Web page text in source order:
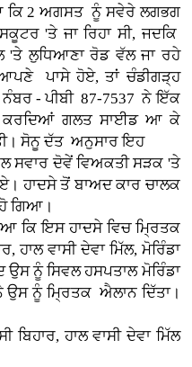
ਕਿ 2 ਅਗਸਤ ਨੂੰ ਸਵੇਰੇ ਲਗਭਗ
'ਤੇ ਜਾ ਰਿਹਾ ਸੀ, ਜਦਕਿ
ਲੁਧਿਆਣਾ ਰੋਡ ਵੱਲ ਜਾ ਰਹੇ
ਪਾਸੇ ਹੋਏ, ਤਾਂ ਚੰਡੀਗੜ੍ਹ
- ਪੀਬੀ 87-7537 ਨੇ ਇੱਕ
ਗਲਤ ਸਾਈਡ ਆ ਕੇ
ਸੋਨੂ ਦੱਤ ਅਨੁਸਾਰ ਇਹ
ਸਵਾਰ ਦੋਵੇਂ ਵਿਅਕਤੀ ਸੜਕ 'ਤੇ
ਹਾਦਸੇ ਤੋਂ ਬਾਅਦ ਕਾਰ ਚਾਲਕ
ਗਿਆ।
ਕਿ ਇਸ ਹਾਦਸੇ ਵਿਚ ਮ੍ਰਿਤਕ
ਹਾਲ ਵਾਸੀ ਦੇਵਾ ਮਿੱਲ, ਮੋਰਿੰਡਾ
ਨੂੰ ਸਿਵਲ ਹਸਪਤਾਲ ਮੋਰਿੰਡਾ
ਉਸ ਨੂੰ ਮ੍ਰਿਤਕ ਐਲਾਨ ਦਿੱਤਾ।
ਬਿਹਾਰ, ਹਾਲ ਵਾਸੀ ਦੇਵਾ ਮਿੱਲ